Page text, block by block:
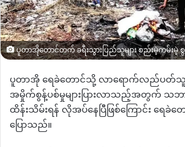
ပူတာအိုတောင်တက် ခရီးသွားပြည်သူများ စည်းမဲ့ကမ်းမဲ့ စွ
ပူတာအို ရေခဲတောင်သို့ လာရောက်လည်ပတ်သူမ
အမှိုက်စွန့်ပစ်မှုများပြားလာသည့်အတွက် သဘ
ထိန်းသိမ်းရန် လိုအပ်နေပြီဖြစ်ကြောင်း ရေခဲတေ
ပြောသည်။